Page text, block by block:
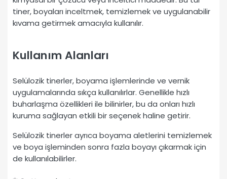
tiner, boyaları inceltmek, temizlemek ve uygulanabilir
kıvama getirmek amacıyla kullanılır.
Kullanım Alanları
Selülozik tinerler, boyama işlemlerinde ve vernik
uygulamalarında sıkça kullanılırlar. Genellikle hızlı
buharlaşma özellikleri ile bilinirler, bu da onları hızlı
kuruma sağlayan etkili bir seçenek haline getirir.
Selülozik tinerler ayrıca boyama aletlerini temizlemek
ve boya işleminden sonra fazla boyayı çıkarmak için
de kullanılabilirler.